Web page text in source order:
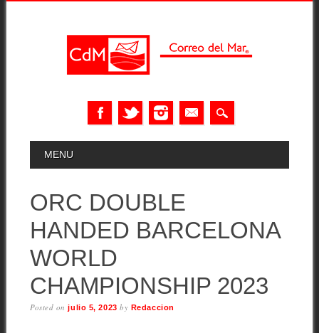
MAIN MENU
MENU
ORC DOUBLE
HANDED BARCELONA
WORLD
CHAMPIONSHIP 2023
Posted onjulio 5, 2023 by Redaccion